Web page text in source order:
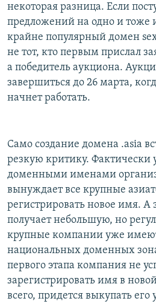
некоторая разница. Если
предложений на одно и тоже
крайне популярный домен
не тот, кто первым прислал
а победитель аукциона.
завершиться до 26 марта,
начнет работать.
Само создание домена .asia
резкую критику. Фактически
доменными именами
вынуждает все крупные
регистрировать новое имя.
получает небольшую, но
крупные компании уже
национальных доменных
первого этапа компания не
зарегистрировать имя в
всего, придется выкупать его